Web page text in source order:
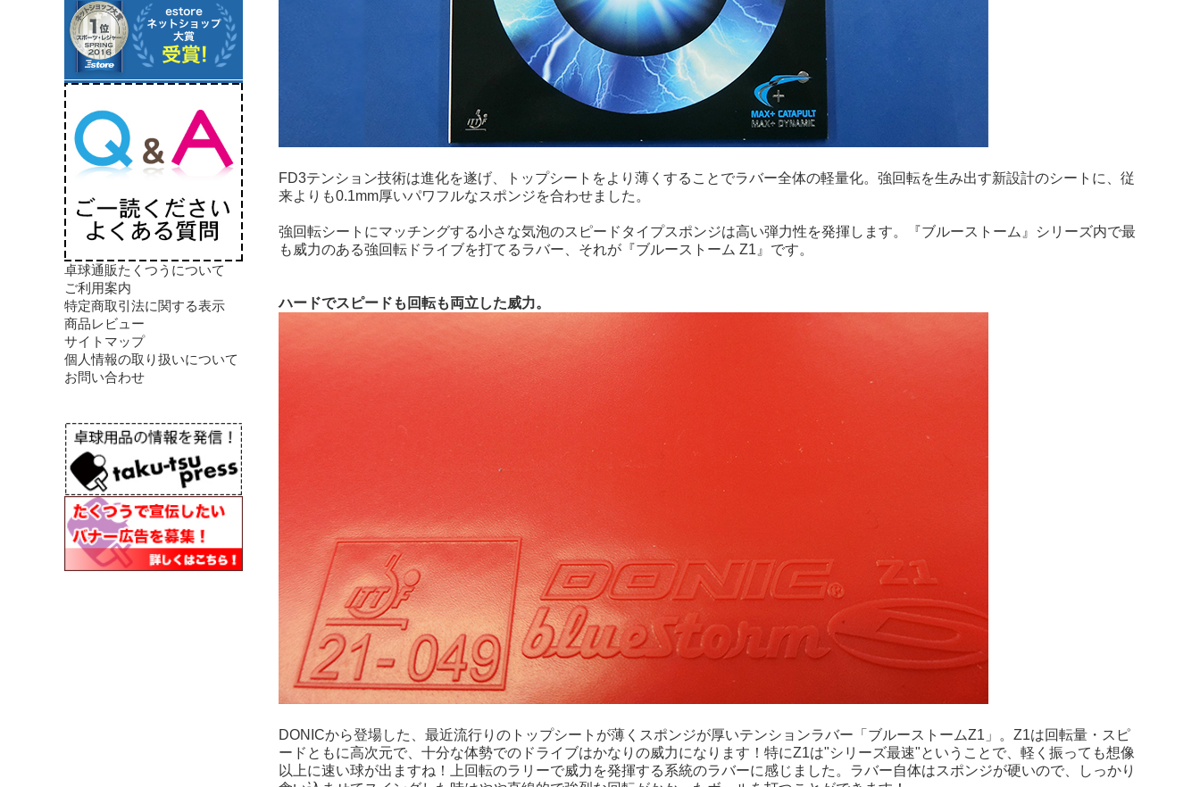
FD3テンション技術は進化を遂げ、トップシートをより薄くすることでラバー全体の軽量化。強回転を生み出す新設計のシートに、従
来よりも0.1mm厚いパワフルなスポンジを合わせました。
強回転シートにマッチングする小さな気泡のスピードタイプスポンジは高い弾力性を発揮します。『ブルーストーム』シリーズ内で最
も威力のある強回転ドライブを打てるラバー、それが『ブルーストーム Z1』です。
ハードでスピードも回転も両立した威力。
DONICから登場した、最近流行りのトップシートが薄くスポンジが厚いテンションラバー「ブルーストームZ1」。Z1は回転量・スピ
ードともに高次元で、十分な体勢でのドライブはかなりの威力になります！特にZ1は"シリーズ最速"ということで、軽く振っても想像
以上に速い球が出ますね！上回転のラリーで威力を発揮する系統のラバーに感じました。ラバー自体はスポンジが硬いので、しっかり
卓球通販たくつうについて
ご利用案内
特定商取引法に関する表示
商品レビュー
サイトマップ
個人情報の取り扱いについて
お問い合わせ